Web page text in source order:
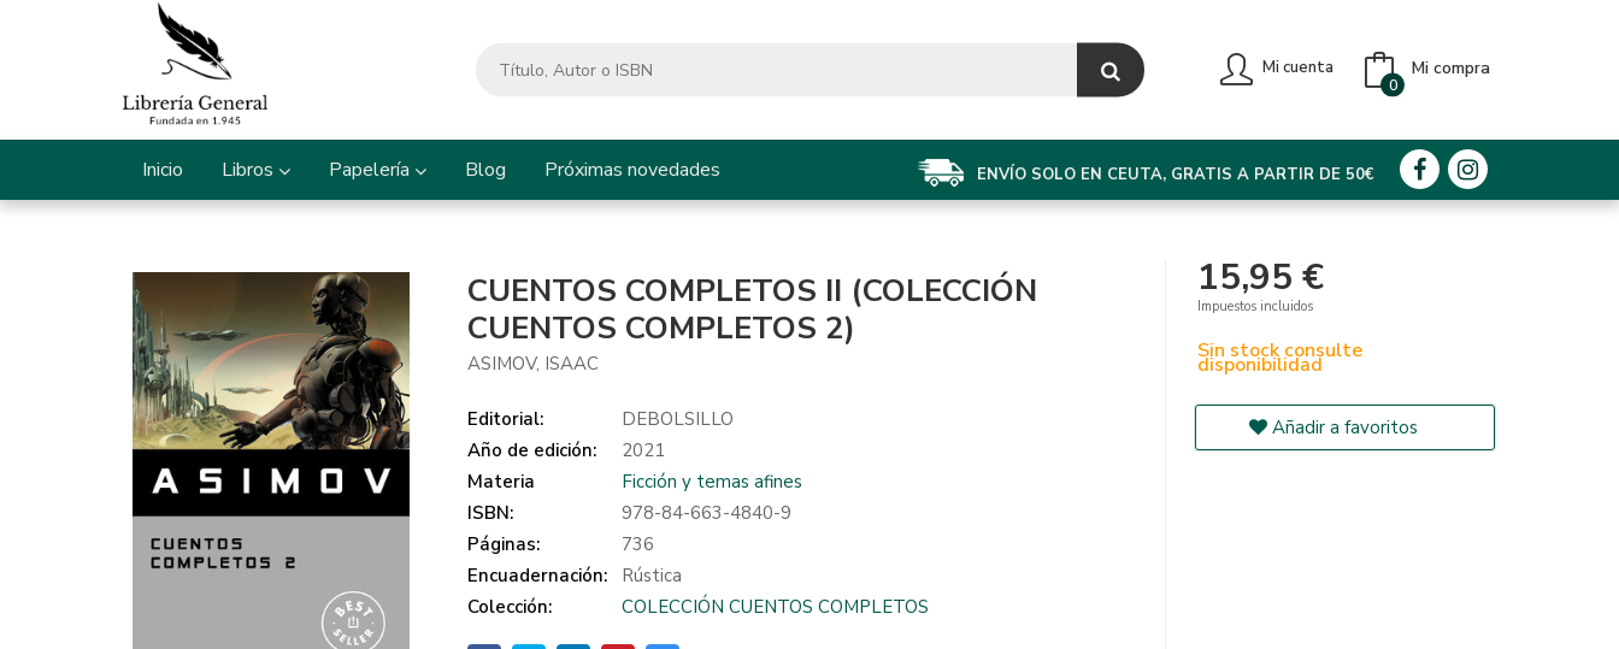
Mi cuenta Mi compra
0
Inicio Libros Papelería Blog Próximas novedades ENVÍO SOLO EN CEUTA, GRATIS A PARTIR DE 50€
CUENTOS COMPLETOS II (COLECCIÓN
CUENTOS COMPLETOS 2)
ASIMOV, ISAAC
Editorial:
DEBOLSILLO
Año de edición:
2021
Materia
Ficción y temas afines
ISBN:
978-84-663-4840-9
Páginas:
736
Encuadernación:
Rústica
Colección:
COLECCIÓN CUENTOS COMPLETOS
15,95 €
Impuestos incluidos
Sin stock consulte
disponibilidad
Añadir a favoritos